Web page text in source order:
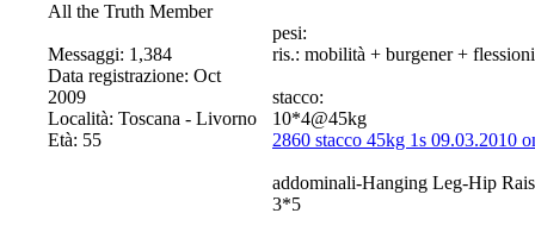
All the Truth Member
Messaggi: 1,384
Data registrazione: Oct
2009
Località: Toscana - Livorno
Età: 55
pesi:
ris.: mobilità + burgener +
stacco:
10*4@45kg
2860 stacco 45kg 1s 09.03.2010
addominali-Hanging Leg-Hip
3*5